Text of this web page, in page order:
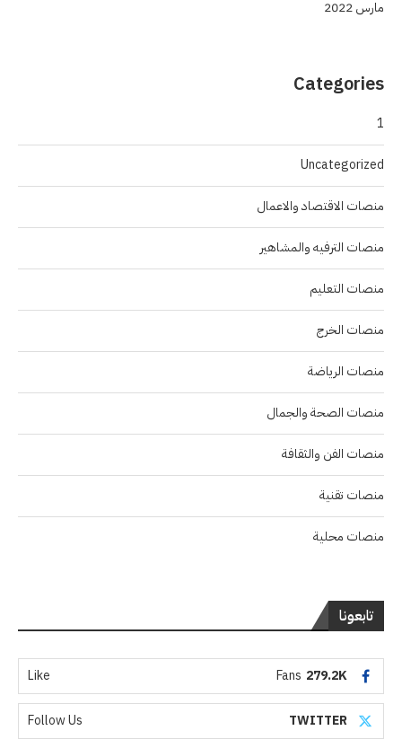
مارس 2022
Categories
1
Uncategorized
منصات الاقتصاد والاعمال
منصات الترفيه والمشاهير
منصات التعليم
منصات الخرج
منصات الرياضة
منصات الصحة والجمال
منصات الفن والثقافة
منصات تقنية
منصات محلية
تابعونا
279.2K
Fans
Like
TWITTER
Follow Us